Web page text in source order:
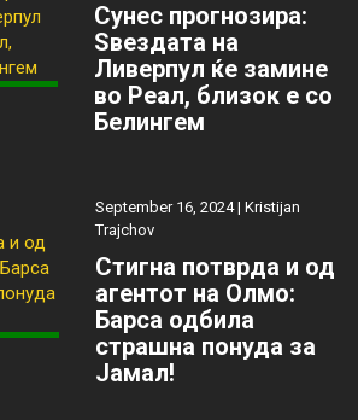
Сунес прогнозира:
Ѕвездата на
Ливерпул ќе замине
во Реал, близок е со
Белингем
September 16, 2024 | Kristijan
Trajchov
Стигна потврда и од
агентот на Олмо:
Барса одбила
страшна понуда за
Јамал!